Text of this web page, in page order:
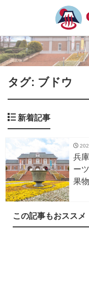
タグ: ブドウ
新着記事
兵
ー
果
この記事もおススメ